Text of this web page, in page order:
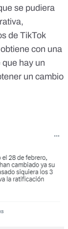
se pudiera
de TikTok
con una
que hay un
un cambio